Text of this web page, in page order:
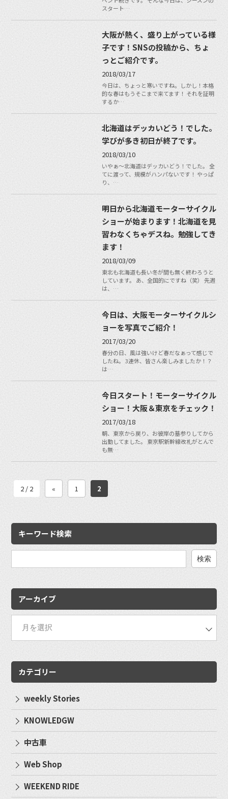
スタート…
大阪が熱く、盛り上がっている様
子です！SNSの投稿から、ちょ
っとご紹介です。
2018/03/17
今日は、ちょっと寒いですね。しかし！本格
的な春はもうそこまで来てます！ それを証明
するか…
北海道はデッカいどう！でした。
学びが多き初日が終了です。
2018/03/10
いやぁ〜北海道はデッカいどう！でした。 全
てに渡って、規模がハンパないです！ やっぱ
り、…
明日から北海道モーターサイクル
ショーが始まります！北海道を見
習わなくちゃデスね。勉強してき
ます！
2018/03/09
東北も北海道も長い冬が間も無く終わろうと
しています。 あ、全国的にですね（笑） 先週
は、…
今日は、大阪モーターサイクルシ
ョーを写真でご紹介！
2017/03/20
春分の日、風は強いけど春だなぁって感じで
したね。 3連休、皆さん楽しみましたか！？
は…
今日スタート！モーターサイクル
ショー！大阪＆東京をチェック！
2017/03/18
朝、東京から戻り、お彼岸の墓参りしてから
出勤してました。 東京駅新幹線改札がとんで
も無…
2 / 2 « 1 2
キーワード検索
アーカイブ
カテゴリー
weekly Stories
KNOWLEDGW
中古車
Web Shop
WEEKEND RIDE